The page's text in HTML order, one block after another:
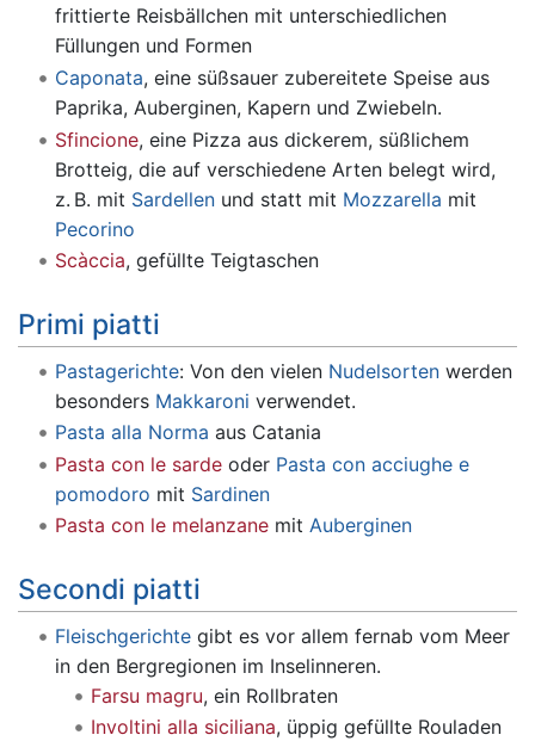
frittierte Reisbällchen mit unterschiedlichen
Füllungen und Formen
Caponata, eine süßsauer zubereitete Speise aus
Paprika, Auberginen, Kapern und Zwiebeln.
Sfincione, eine Pizza aus dickerem, süßlichem
Brotteig, die auf verschiedene Arten belegt wird,
z. B. mit Sardellenund statt mit Mozzarella mit
Pecorino
Scàccia, gefüllte Teigtaschen
Primi piatti
Pastagerichte: Von den vielen Nudelsortenwerden
besonders Makkaroni verwendet.
Pasta alla Norma aus Catania
Pasta con le sardeoder Pasta con acciughe e
pomodoro mit Sardinen
Pasta con le melanzanemit Auberginen
Secondi piatti
Fleischgerichtegibt es vor allem fernab vom Meer
in den Bergregionen im Inselinneren.
Farsu magru, ein Rollbraten
Involtini alla siciliana, üppig gefüllte Rouladen